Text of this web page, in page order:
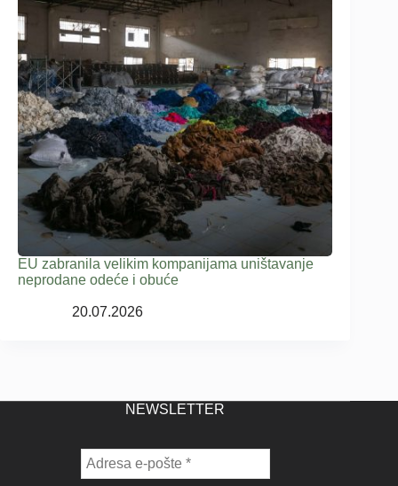
EU zabranila velikim kompanijama uništavanje
neprodane odeće i obuće
20.07.2026
NEWSLETTER